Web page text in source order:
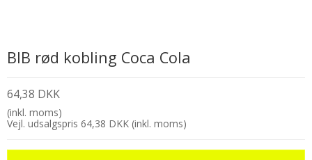
BIB rød kobling Coca Cola
64,38 DKK
(inkl. moms)
Vejl. udsalgspris 64,38 DKK (inkl. moms)